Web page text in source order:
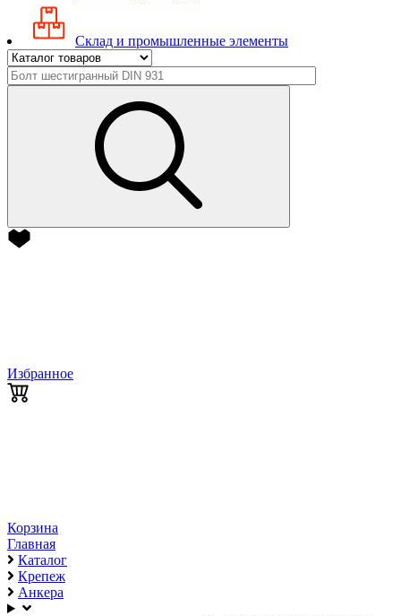
Склад и промышленные элементы
Избранное
Корзина
Главная
Каталог
Крепеж
Анкера